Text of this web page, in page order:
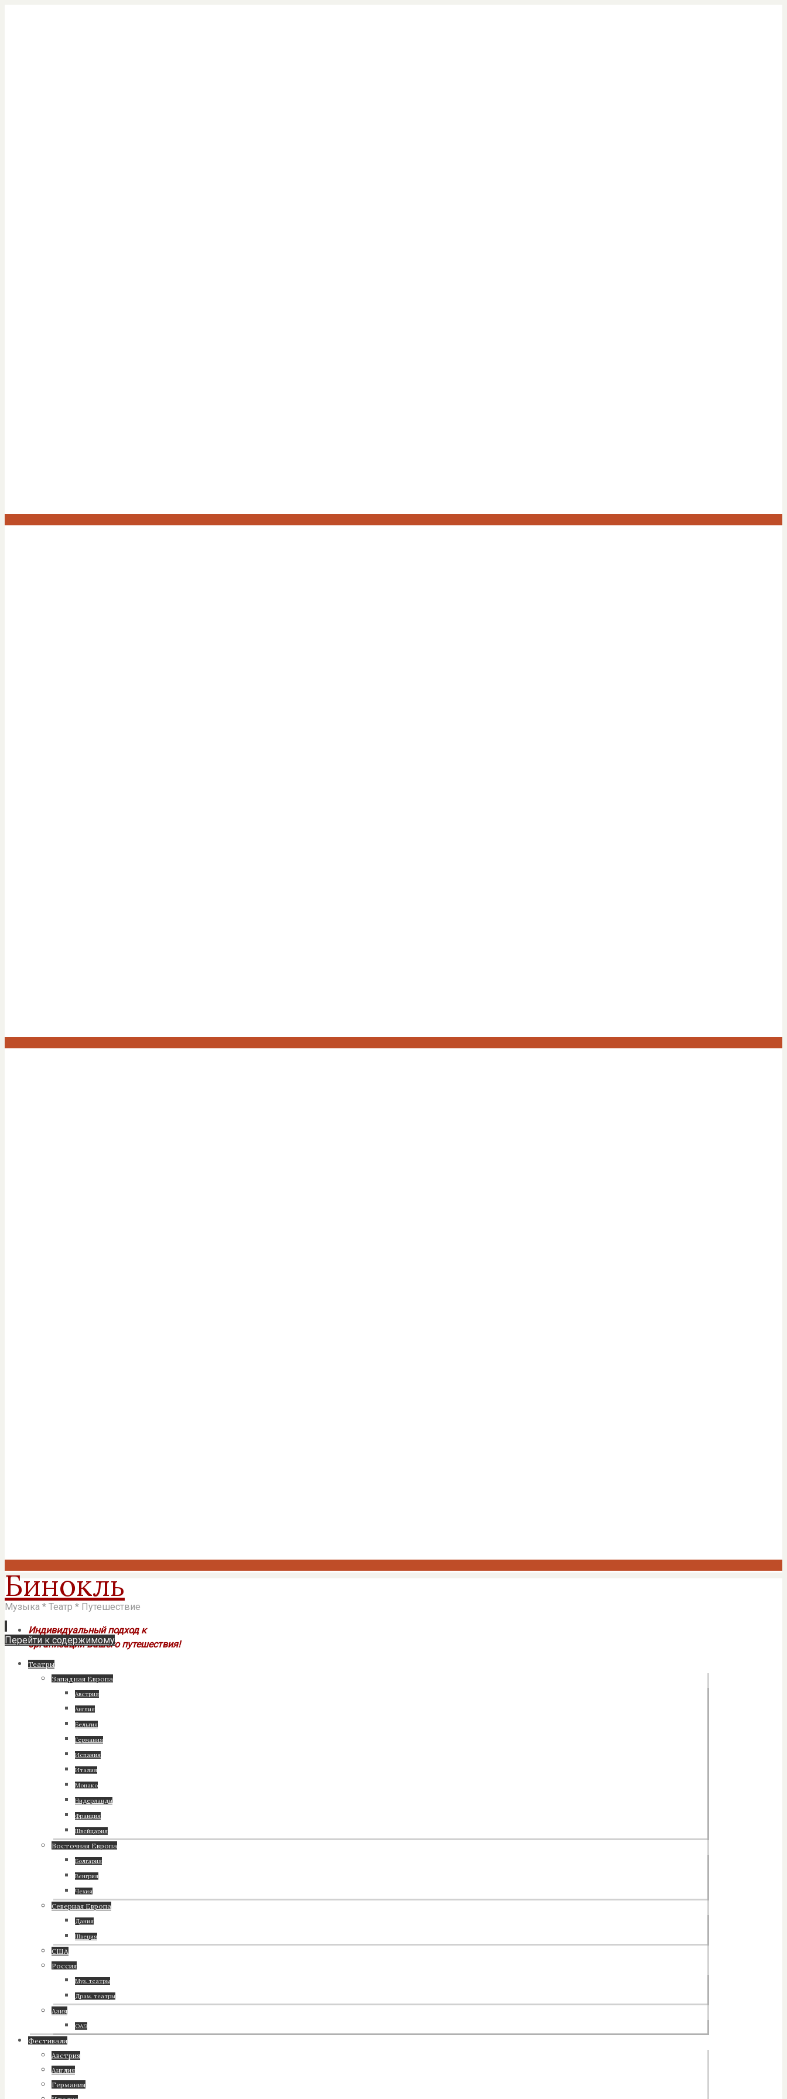
Бинокль
Музыка * Театр * Путешествие
Индивидуальный подход к
организации Вашего путешествия!
Перейти к содержимому
Театры
Западная Европа
Австрия
Англия
Бельгия
Германия
Испания
Италия
Монако
Нидерланды
Франция
Швейцария
Восточная Европа
Болгария
Венгрия
Чехия
Северная Европа
Дания
Швеция
США
Россия
Муз. театры
Драм. театры
Азия
ОАЭ
Фестивали
Австрия
Англия
Германия